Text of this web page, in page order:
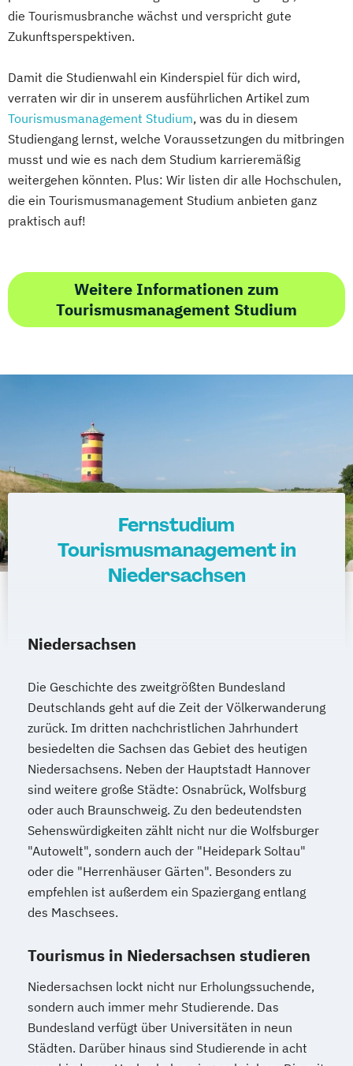
die Tourismusbranche wächst und verspricht gute
Zukunftsperspektiven.
Damit die Studienwahl ein Kinderspiel für dich wird,
verraten wir dir in unserem ausführlichen Artikel zum
Tourismusmanagement Studium, was du in diesem
Studiengang lernst, welche Voraussetzungen du mitbringen
musst und wie es nach dem Studium karrieremäßig
weitergehen könnten. Plus: Wir listen dir alle Hochschulen,
die ein Tourismusmanagement Studium anbieten ganz
praktisch auf!
Weitere Informationen zum
Tourismusmanagement Studium
Fernstudium
Tourismusmanagement in
Niedersachsen
Niedersachsen
Die Geschichte des zweitgrößten Bundesland
Deutschlands geht auf die Zeit der Völkerwanderung
zurück. Im dritten nachchristlichen Jahrhundert
besiedelten die Sachsen das Gebiet des heutigen
Niedersachsens. Neben der Hauptstadt Hannover
sind weitere große Städte: Osnabrück, Wolfsburg
oder auch Braunschweig. Zu den bedeutendsten
Sehenswürdigkeiten zählt nicht nur die Wolfsburger
"Autowelt", sondern auch der "Heidepark Soltau"
oder die "Herrenhäuser Gärten". Besonders zu
empfehlen ist außerdem ein Spaziergang entlang
des Maschsees.
Tourismus in Niedersachsen studieren
Niedersachsen lockt nicht nur Erholungssuchende,
sondern auch immer mehr Studierende. Das
Bundesland verfügt über Universitäten in neun
Städten. Darüber hinaus sind Studierende in acht